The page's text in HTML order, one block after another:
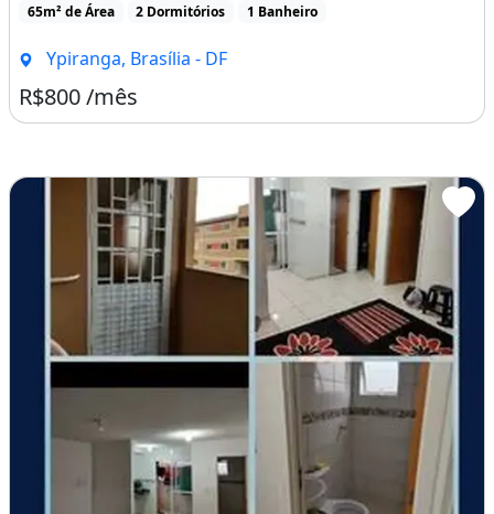
65m² de Área 2 Dormitórios 1 Banheiro
Ypiranga, Brasília - DF
R$800 /mês